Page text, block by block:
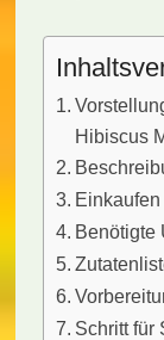
Hibiscus
Benötigte
Schritt für